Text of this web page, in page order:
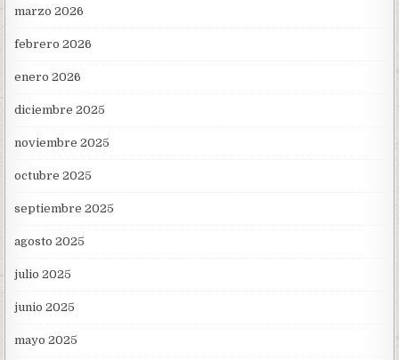
marzo 2026
febrero 2026
enero 2026
diciembre 2025
noviembre 2025
octubre 2025
septiembre 2025
agosto 2025
julio 2025
junio 2025
mayo 2025